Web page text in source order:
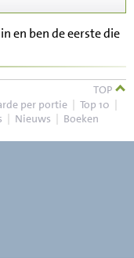
en ben de eerste die
TOP
per portie | Top 10 |
| Nieuws | Boeken